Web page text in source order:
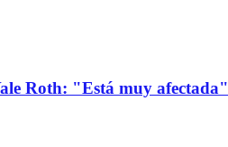
Roth: "Está muy afectada"